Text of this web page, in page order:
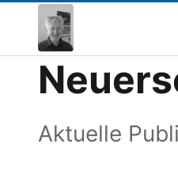
Aktuelle